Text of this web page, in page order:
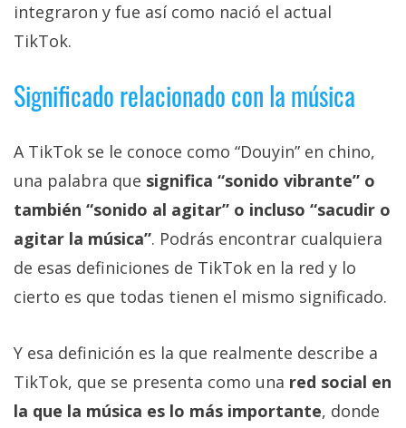
Sobre
nosotros
Publicidad
/
opciones
de
privacidad
Aviso
Legal
digital donde
encontrarás
todas las
noticias sobre
integraron y fue así como nació el actual
TikTok.
Significado relacionado con la música
A TikTok se le conoce como “Douyin” en chino,
una palabra que significa “sonido vibrante” o
también “sonido al agitar” o incluso “sacudir o
agitar la música”. Podrás encontrar cualquiera
de esas definiciones de TikTok en la red y lo
cierto es que todas tienen el mismo significado.
Y esa definición es la que realmente describe a
TikTok, que se presenta como una red social en
la que la música es lo más importante, donde